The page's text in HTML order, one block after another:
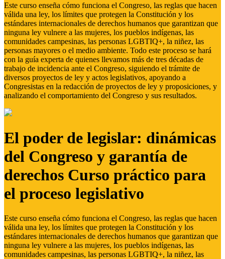
Este curso enseña cómo funciona el Congreso, las reglas que hacen
válida una ley, los límites que protegen la Constitución y los
estándares internacionales de derechos humanos que garantizan que
ninguna ley vulnere a las mujeres, los pueblos indígenas, las
comunidades campesinas, las personas LGBTIQ+, la niñez, las
personas mayores o el medio ambiente. Todo este proceso se hará
con la guía experta de quienes llevamos más de tres décadas de
trabajo de incidencia ante el Congreso, siguiendo el trámite de
diversos proyectos de ley y actos legislativos, apoyando a
Congresistas en la redacción de proyectos de ley y proposiciones, y
analizando el comportamiento del Congreso y sus resultados.
El poder de legislar: dinámicas
del Congreso y garantía de
derechos Curso práctico para
el proceso legislativo
Este curso enseña cómo funciona el Congreso, las reglas que hacen
válida una ley, los límites que protegen la Constitución y los
estándares internacionales de derechos humanos que garantizan que
ninguna ley vulnere a las mujeres, los pueblos indígenas, las
comunidades campesinas, las personas LGBTIQ+, la niñez, las